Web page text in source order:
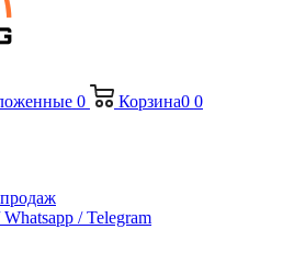
0 Корзина0 0
/ Telegram